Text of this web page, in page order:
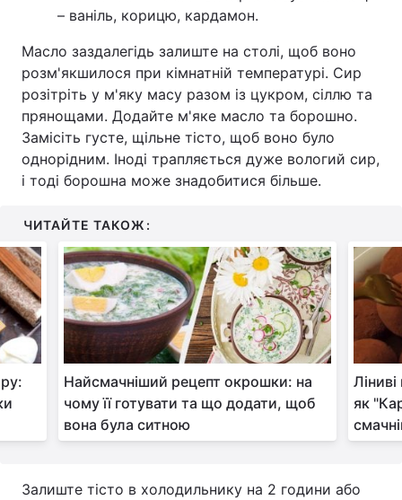
– ваніль, корицю, кардамон.
Масло заздалегідь залиште на столі, щоб воно
розм'якшилося при кімнатній температурі. Сир
розітріть у м'яку масу разом із цукром, сіллю та
прянощами. Додайте м'яке масло та борошно.
Замісіть густе, щільне тісто, щоб воно було
однорідним. Іноді трапляється дуже вологий сир,
і тоді борошна може знадобитися більше.
ЧИТАЙТЕ ТАКОЖ:
Найсмачніший рецепт окрошки: на
чому її готувати та що додати, щоб
вона була ситною
як
Залиште тісто в холодильнику на 2 години або